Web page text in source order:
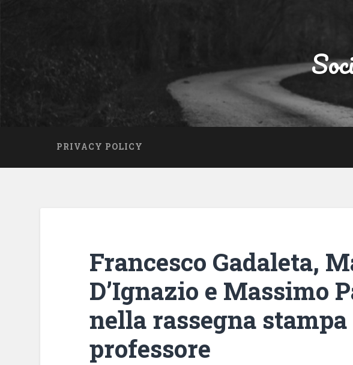
PRIVACY POLICY
Francesco Gadaleta,
D’Ignazio e Massimo
nella rassegna stampa
professore